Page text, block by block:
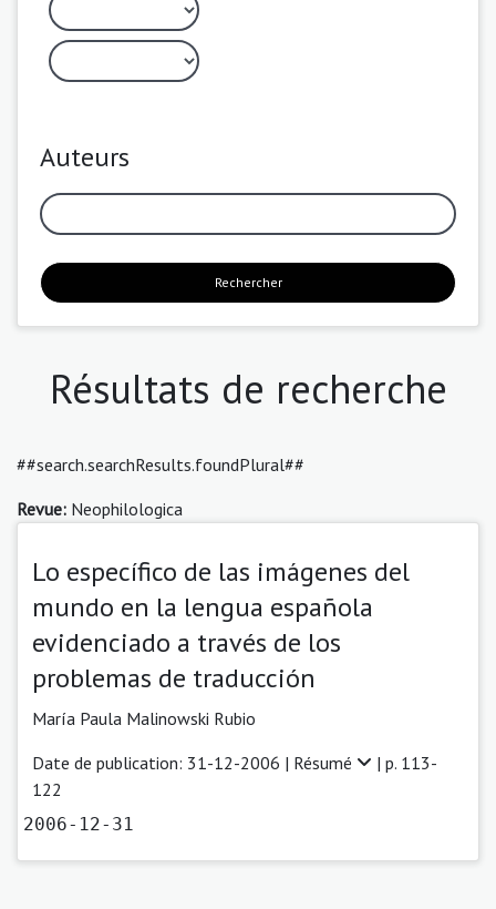
Auteurs
Rechercher
Résultats de recherche
##search.searchResults.foundPlural##
Revue: Neophilologica
Lo específico de las imágenes del
mundo en la lengua española
evidenciado a través de los
problemas de traducción
María Paula Malinowski Rubio
Date de publication: 31-12-2006 | Résumé
| p. 113-
122
2006-12-31